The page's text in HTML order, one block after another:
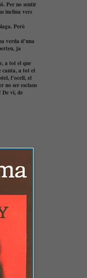
Per no sentir
inclina vers
Però
verda d’una
ja
a tot el que
canta, a tot el
l’ocell, el
no ser esclaus
De vi, de